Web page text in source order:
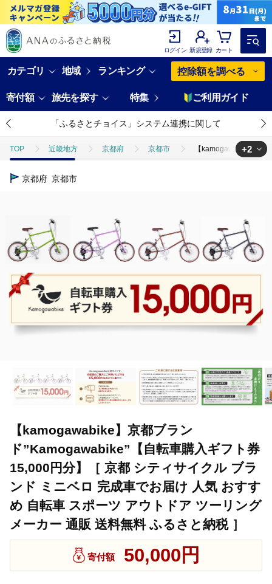
ログイン 新規登録 カート
カテゴリ 地域 ランキング 控除額を調べる
寄付額 旅先を探す 特集 ご利用ガイド
「ふるさとチョイス」システム連携に関して
TOP 近畿地方 京都府 京都市 【kamogawabike】京
TOP
+2
京都府 京都市
【kamogawabike】京都ブラン
ド”Kamogawabike”【自転車購入ギフト券
15,000円分】［ 京都 シティサイクル ブラ
ンド ミニベロ 完成車でお届け 人気 おすす
め 自転車 スポーツ アウトドア ツーリング
メーカー 通販 送料無料 ふるさと納税 ］
寄付額 50,000円